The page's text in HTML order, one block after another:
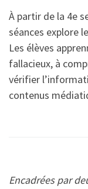
À partir de la 4e
séances explore
Les élèves
fallacieux, à
vérifier
contenus
Encadrées par